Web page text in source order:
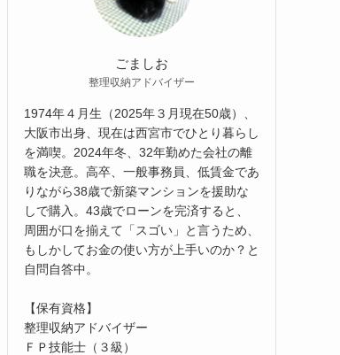
ごましお
整理収納アドバイザー
1974年４月生（2025年３月現在50歳）、
大阪市出身、現在は西宮市でひとり暮らし
を満喫。2024年冬、32年勤めた会社の離
職を決意。高卒、一般事務員、低賃金であ
りながら38歳で新築マンションを援助な
しで購入。43歳でローンを完済すると、
周囲が口を揃えて「スゴい」と言うため、
もしかしてお金の使い方が上手いのか？と
自問自答中。
【保有資格】
整理収納アドバイザー
ＦＰ技能士（３級）